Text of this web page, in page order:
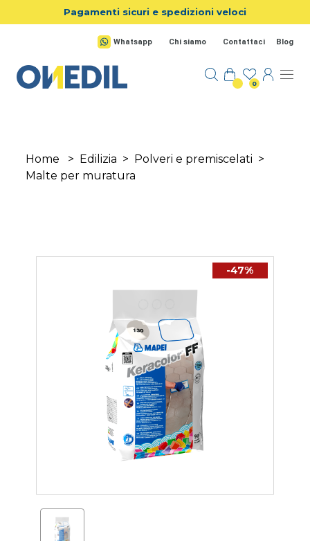
Salta al contenuto principale
Pagamenti sicuri e spedizioni veloci
Whatsapp Chi siamo Contattaci Blog
0
Home > Edilizia > Polveri e premiscelati >
Malte per muratura
-47%